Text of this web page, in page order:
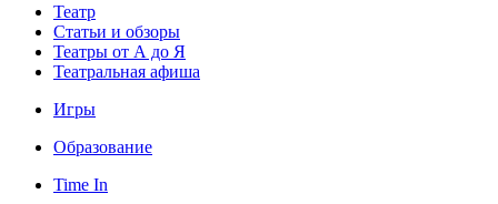
Театр
Статьи и обзоры
Театры от А до Я
Театральная афиша
Игры
Образование
Time In